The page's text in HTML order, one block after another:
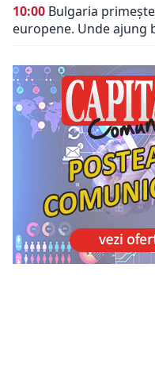
10:00 Bulgaria
europene. Unde ajung